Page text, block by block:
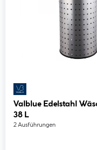
Valblue Edelstahl
38 L
2 Ausführungen